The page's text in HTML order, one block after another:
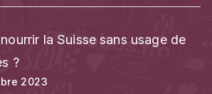
la Suisse sans usage de
?
2023